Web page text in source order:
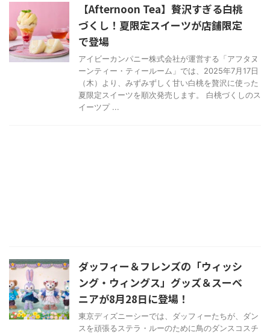
【Afternoon Tea】贅沢すぎる白桃
づくし！夏限定スイーツが店舗限定
で登場
アイビーカンパニー株式会社が運営する「アフタヌ
ーンティー・ティールーム」では、2025年7月17日
（木）より、みずみずしく甘い白桃を贅沢に使った
夏限定スイーツを順次発売します。 白桃づくしのス
イーツプ ...
ダッフィー＆フレンズの「ウィッシ
ング・ウィングス」グッズ＆スーベ
ニアが8月28日に登場！
東京ディズニーシーでは、ダッフィーたちが、ダン
スを頑張るステラ・ルーのために鳥のダンスコスチ